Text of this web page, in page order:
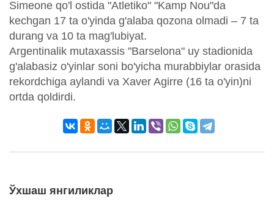
Simeone qo'l ostida "Atletiko" "Kamp Nou"da
kechgan 17 ta o'yinda g'alaba qozona olmadi – 7 ta
durang va 10 ta mag'lubiyat.
Argentinalik mutaxassis "Barselona" uy stadionida
g'alabasiz o'yinlar soni bo'yicha murabbiylar orasida
rekordchiga aylandi va Xaver Agirre (16 ta o'yin)ni
ortda qoldirdi.
Ўхшаш янгиликлар